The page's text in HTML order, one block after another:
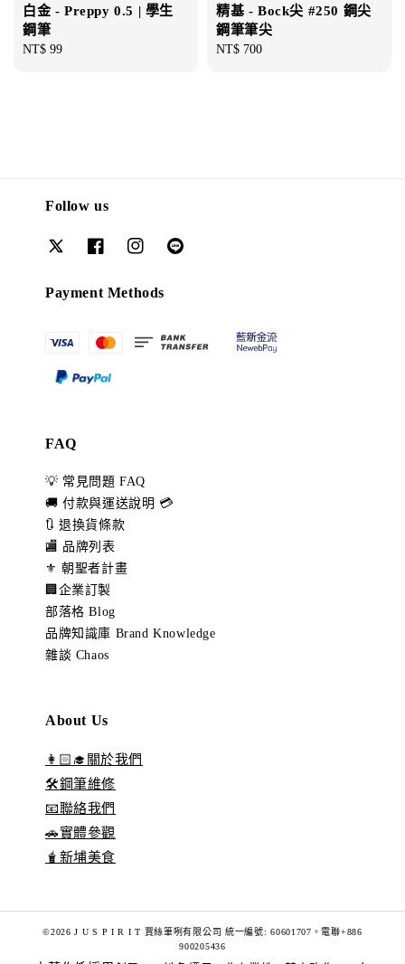
白金 - Preppy 0.5 | 學生
鋼筆
Regular
NT$ 99
精基 - Bock尖 #250 鋼尖
鋼筆筆尖
Regular
NT$ 700
Follow us
Payment Methods
FAQ
💡 常見問題 FAQ
🚚 付款與運送說明 💳
🔃 退換貨條款
🏬 品牌列表
⚜️ 朝聖者計畫
🏢企業訂製
部落格 Blog
品牌知識庫 Brand Knowledge
雜談 Chaos
About Us
👩🏻‍🎓關於我們
🛠️鋼筆維修
📧聯絡我們
🚗實體參觀
🧋新埔美食
©2026 J U S P I R I T 賈絲筆咧有限公司 統一編號: 60601707。電聯+886
900205436